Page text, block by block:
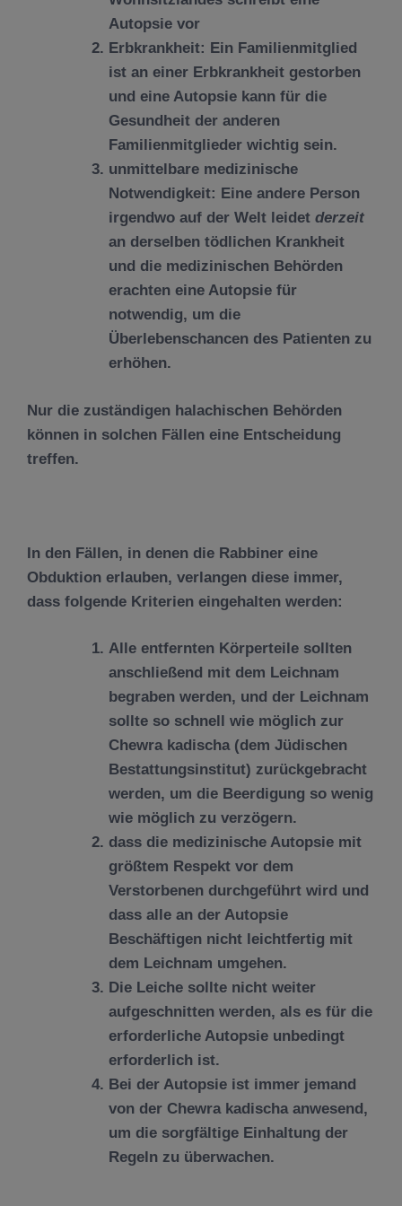
Autopsie vor
Erbkrankheit: Ein Familienmitglied
ist an einer Erbkrankheit gestorben
und eine Autopsie kann für die
Gesundheit der anderen
Familienmitglieder wichtig sein.
unmittelbare medizinische
Notwendigkeit: Eine andere Person
irgendwo auf der Welt leidet derzeit
an derselben tödlichen Krankheit
und die medizinischen Behörden
erachten eine Autopsie für
notwendig, um die
Überlebenschancen des Patienten zu
erhöhen.
Nur die zuständigen halachischen Behörden
können in solchen Fällen eine Entscheidung
treffen.
In den Fällen, in denen die Rabbiner eine
Obduktion erlauben, verlangen diese immer,
dass folgende Kriterien eingehalten werden:
Alle entfernten Körperteile sollten
anschließend mit dem Leichnam
begraben werden, und der Leichnam
sollte so schnell wie möglich zur
Chewra kadischa (dem Jüdischen
Bestattungsinstitut) zurückgebracht
werden, um die Beerdigung so wenig
wie möglich zu verzögern.
dass die medizinische Autopsie mit
größtem Respekt vor dem
Verstorbenen durchgeführt wird und
dass alle an der Autopsie
Beschäftigen nicht leichtfertig mit
dem Leichnam umgehen.
Die Leiche sollte nicht weiter
aufgeschnitten werden, als es für die
erforderliche Autopsie unbedingt
erforderlich ist.
Bei der Autopsie ist immer jemand
von der Chewra kadischa anwesend,
um die sorgfältige Einhaltung der
Regeln zu überwachen.